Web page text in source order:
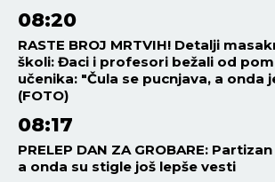
08:20
RASTE BROJ MRTVIH! Detalji
školi: Đaci i profesori bežali od
učenika: "Čula se pucnjava, a onda
(FOTO)
08:17
PRELEP DAN ZA GROBARE:
a onda su stigle još lepše vesti